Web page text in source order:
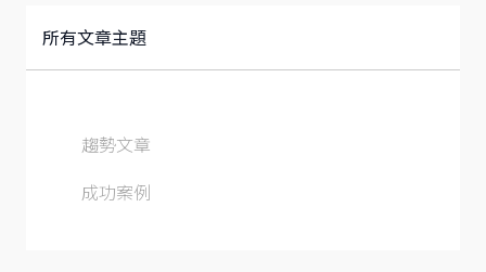
所有文章主題
趨勢文章
成功案例